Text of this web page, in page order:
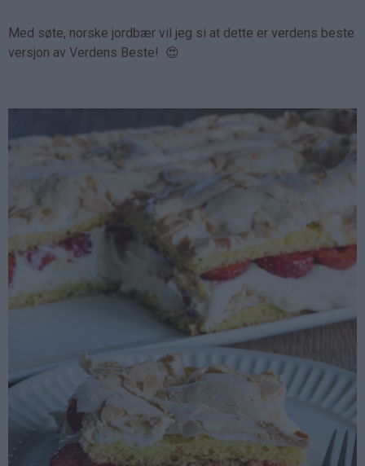
Med søte, norske jordbær vil jeg si at dette er verdens beste
versjon av Verdens Beste! 😍